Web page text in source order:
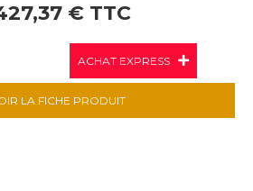
€ TTC
ACHAT EXPRESS
LA FICHE PRODUIT